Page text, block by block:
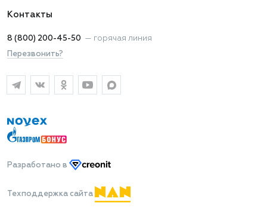
Контакты
8 (800) 200-45-50 — горячая линия
Перезвонить?
Разработано в
Техподдержка сайта